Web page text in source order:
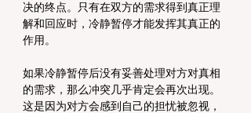
决的终点。只有在双方的需求得到真正理
解和回应时，冷静暂停才能发挥其真正的
作用。
如果冷静暂停后没有妥善处理对方对真相
的需求，那么冲突几乎肯定会再次出现。
这是因为对方会感到自己的担忧被忽视，